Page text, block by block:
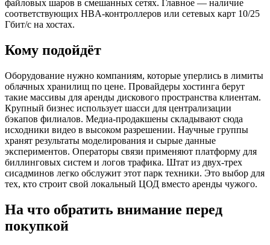
файловых шаров в смешанных сетях. Главное — наличие
соответствующих HBA-контроллеров или сетевых карт 10/25
Гбит/с на хостах.
Кому подойдёт
Оборудование нужно компаниям, которые уперлись в лимиты
облачных хранилищ по цене. Провайдеры хостинга берут
такие массивы для аренды дискового пространства клиентам.
Крупный бизнес использует шасси для централизации
бэкапов филиалов. Медиа-продакшены складывают сюда
исходники видео в высоком разрешении. Научные группы
хранят результаты моделирования и сырые данные
экспериментов. Операторы связи применяют платформу для
биллинговых систем и логов трафика. Штат из двух-трех
сисадминов легко обслужит этот парк техники. Это выбор для
тех, кто строит свой локальный ЦОД вместо аренды чужого.
На что обратить внимание перед
покупкой